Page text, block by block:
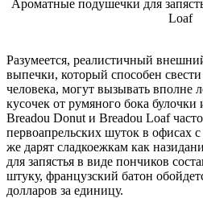
Ароматные подушечки для
Loaf
Разумеется, реалистичный
выпечки, который способен
человека, могут вызывать вполне
кусочек от румяного бока
Breadou Donut и Breadou Loaf
первоапрельских шуток в офисах
же дарят сладкоежкам как
для запястья в виде пончиков
штуку, французский батон
долларов за единицу.